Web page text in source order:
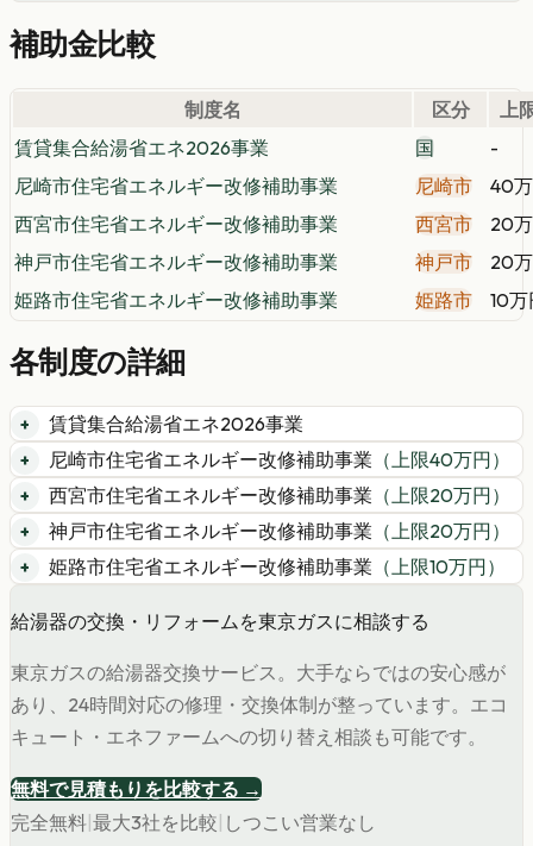
補助金比較
制度名 区分
上
賃貸集合給湯省エネ2026事業
国
-
尼崎市住宅省エネルギー改修補助事業
尼崎市
40
西宮市住宅省エネルギー改修補助事業
西宮市
20
神戸市住宅省エネルギー改修補助事業
神戸市
20
姫路市住宅省エネルギー改修補助事業
姫路市 10万
各制度の詳細
賃貸集合給湯省エネ2026事業
尼崎市住宅省エネルギー改修補助事業 （上限40万円）
西宮市住宅省エネルギー改修補助事業 （上限20万円）
神戸市住宅省エネルギー改修補助事業 （上限20万円）
姫路市住宅省エネルギー改修補助事業 （上限10万円）
給湯器の交換・リフォームを東京ガスに相談する
東京ガスの給湯器交換サービス。大手ならではの安心感が
あり、24時間対応の修理・交換体制が整っています。エコ
キュート・エネファームへの切り替え相談も可能です。
無料で見積もりを比較する →
完全無料 最大3社を比較 しつこい営業なし